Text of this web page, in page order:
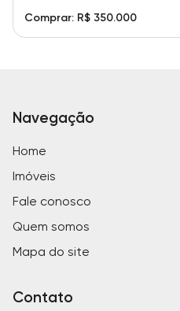
Comprar: R$ 350.000
Navegação
Home
Imóveis
Fale conosco
Quem somos
Mapa do site
Contato